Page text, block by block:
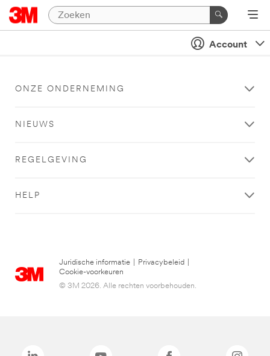
Account
ONZE ONDERNEMING
NIEUWS
REGELGEVING
HELP
Juridische informatie Privacybeleid
Cookie-voorkeuren
© 3M 2026. Alle rechten voorbehouden.